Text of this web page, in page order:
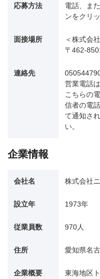
応募方法
電話、ま
ンをクリ
面接場所
＜株式会
〒462-
連絡先
営業電話
こちらの
信者の電
て通知さ
い。
企業情報
会社名 株式会社
設立年 1973年
従業員数 970人
住所 愛知県名
企業概要
東海地区